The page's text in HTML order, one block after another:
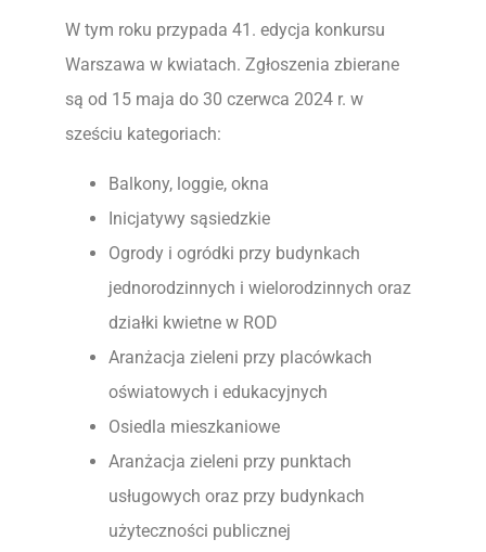
W tym roku przypada 41. edycja konkursu
Warszawa w kwiatach. Zgłoszenia zbierane
są od 15 maja do 30 czerwca 2024 r. w
sześciu kategoriach:
Balkony, loggie, okna
Inicjatywy sąsiedzkie
Ogrody i ogródki przy budynkach
jednorodzinnych i wielorodzinnych oraz
działki kwietne w ROD
Aranżacja zieleni przy placówkach
oświatowych i edukacyjnych
Osiedla mieszkaniowe
Aranżacja zieleni przy punktach
usługowych oraz przy budynkach
użyteczności publicznej